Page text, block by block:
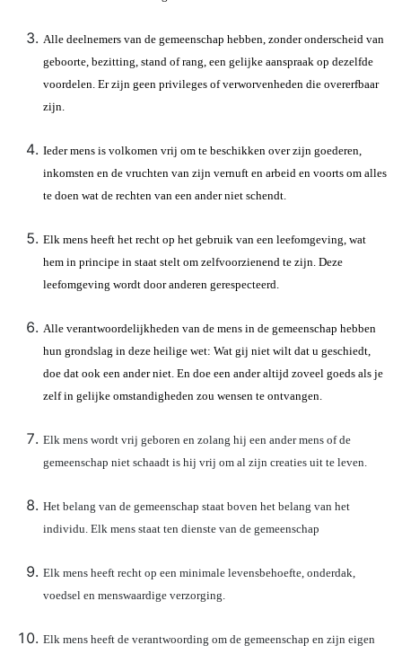
Alle deelnemers van de gemeenschap hebben, zonder onderscheid van
geboorte, bezitting, stand of rang, een gelijke aanspraak op dezelfde
voordelen. Er zijn geen privileges of verworvenheden die overerfbaar
zijn.
Ieder mens is volkomen vrij om te beschikken over zijn goederen,
inkomsten en de vruchten van zijn vernuft en arbeid en voorts om alles
te doen wat de rechten van een ander niet schendt.
Elk mens heeft het recht op het gebruik van een leefomgeving, wat
hem in principe in staat stelt om zelfvoorzienend te zijn. Deze
leefomgeving wordt door anderen gerespecteerd.
Alle verantwoordelijkheden van de mens in de gemeenschap hebben
hun grondslag in deze heilige wet: Wat gij niet wilt dat u geschiedt,
doe dat ook een ander niet. En doe een ander altijd zoveel goeds als je
zelf in gelijke omstandigheden zou wensen te ontvangen.
Elk mens wordt vrij geboren en zolang hij een ander mens of de
gemeenschap niet schaadt is hij vrij om al zijn creaties uit te leven.
Het belang van de gemeenschap staat boven het belang van het
individu. Elk mens staat ten dienste van de gemeenschap
Elk mens heeft recht op een minimale levensbehoefte, onderdak,
voedsel en menswaardige verzorging.
Elk mens heeft de verantwoording om de gemeenschap en zijn eigen